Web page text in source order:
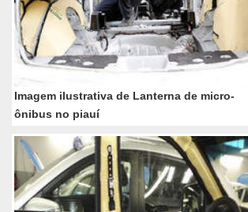
Imagem ilustrativa de Lanterna de micro-
ônibus no piauí